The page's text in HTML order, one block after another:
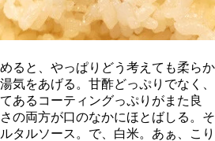
ると、やっぱりどう考えても柔らか
気をあげる。甘酢どっぷりでなく、
あるコーティングっぷりがまた良
の両方が口のなかにほとばしる。そ
タルソース。で、白米。あぁ、こり